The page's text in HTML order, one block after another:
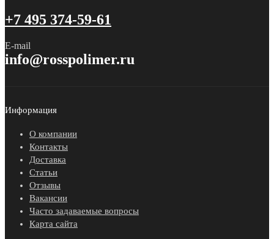
+7 495 374-59-61
E-mail
info@rosspolimer.ru
Информация
О компании
Контакты
Доставка
Статьи
Отзывы
Вакансии
Часто задаваемые вопросы
Карта сайта